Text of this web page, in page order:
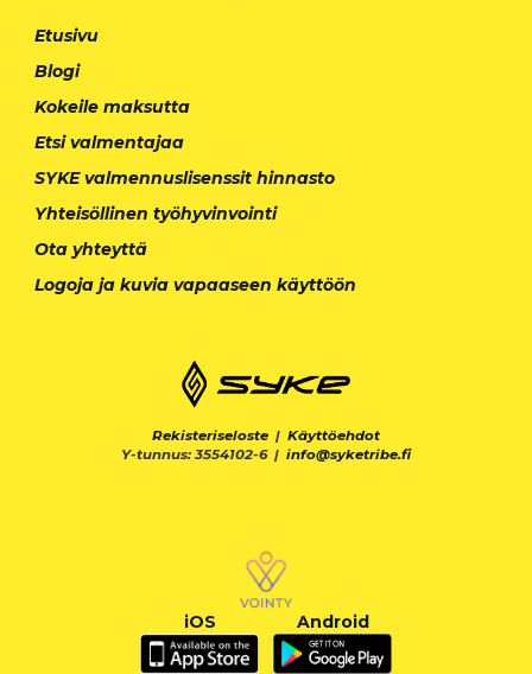
Etusivu
Blogi
Kokeile maksutta
Etsi valmentajaa
SYKE valmennuslisenssit hinnasto
Yhteisöllinen työhyvinvointi
Ota yhteyttä
Logoja ja kuvia vapaaseen käyttöön
Rekisteriseloste | Käyttöehdot
Y-tunnus: 3554102-6 | info@syketribe.fi
iOS Android